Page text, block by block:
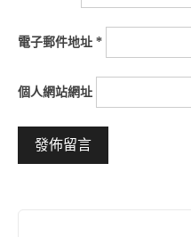
電子郵件地址 *
個人網站網址